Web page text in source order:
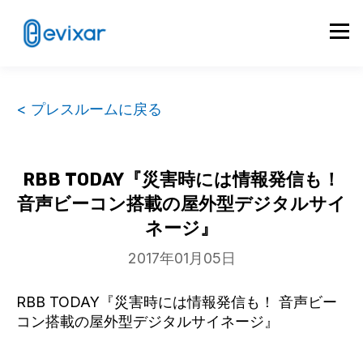
< プレスルームに戻る
RBB TODAY『災害時には情報発信も！
音声ビーコン搭載の屋外型デジタルサイ
ネージ』
2017年01月05日
RBB TODAY『災害時には情報発信も！ 音声ビー
コン搭載の屋外型デジタルサイネージ』